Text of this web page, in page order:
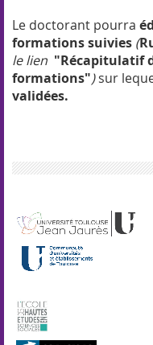
Le doctorant pourra
formations suivies (
le lien "Récapitulatif
formations")sur
validées.